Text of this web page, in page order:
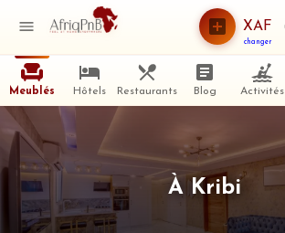
XAF
changer
Meublés Hôtels Restaurants Blog Activités
À Kribi